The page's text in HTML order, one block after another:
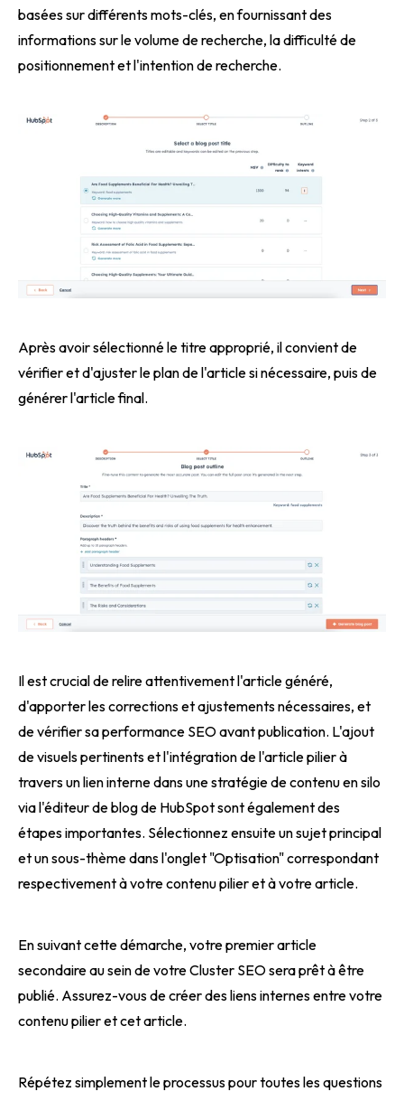
basées sur différents mots-clés, en fournissant des
informations sur le volume de recherche, la difficulté de
positionnement et l'intention de recherche.
Après avoir sélectionné le titre approprié, il convient de
vérifier et d'ajuster le plan de l'article si nécessaire, puis de
générer l'article final.
Il est crucial de relire attentivement l'article généré,
d'apporter les corrections et ajustements nécessaires, et
de vérifier sa performance SEO avant publication. L'ajout
de visuels pertinents et l'intégration de l'article pilier à
travers un lien interne dans une stratégie de contenu en silo
via l'éditeur de blog de HubSpot sont également des
étapes importantes. Sélectionnez ensuite un sujet principal
et un sous-thème dans l'onglet "Optisation" correspondant
respectivement à votre contenu pilier et à votre article.
En suivant cette démarche, votre premier article
secondaire au sein de votre Cluster SEO sera prêt à être
publié. Assurez-vous de créer des liens internes entre votre
contenu pilier et cet article.
Répétez simplement le processus pour toutes les questions